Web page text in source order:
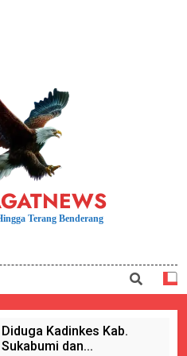
Terang Benderang
Diduga Kadinkes Kab.
Sukabumi dan